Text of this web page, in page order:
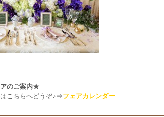
のご案内★
こちらへどうぞ♪⇒フェアカレンダー